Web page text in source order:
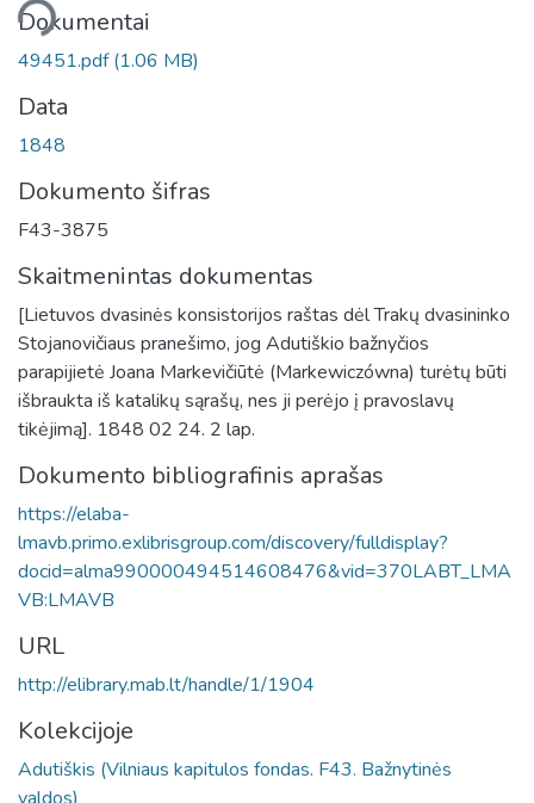
Dokumentai
49451.pdf(1.06 MB)
Data
1848
Dokumento šifras
F43-3875
Skaitmenintas dokumentas
[Lietuvos dvasinės konsistorijos raštas dėl Trakų dvasininko
Stojanovičiaus pranešimo, jog Adutiškio bažnyčios
parapijietė Joana Markevičiūtė (Markewiczówna) turėtų būti
išbraukta iš katalikų sąrašų, nes ji perėjo į pravoslavų
tikėjimą]. 1848 02 24. 2 lap.
Dokumento bibliografinis aprašas
https://elaba-
lmavb.primo.exlibrisgroup.com/discovery/fulldisplay?
docid=alma990000494514608476&vid=370LABT_LMA
VB:LMAVB
URL
http://elibrary.mab.lt/handle/1/1904
Kolekcijoje
Adutiškis (Vilniaus kapitulos fondas. F43. Bažnytinės